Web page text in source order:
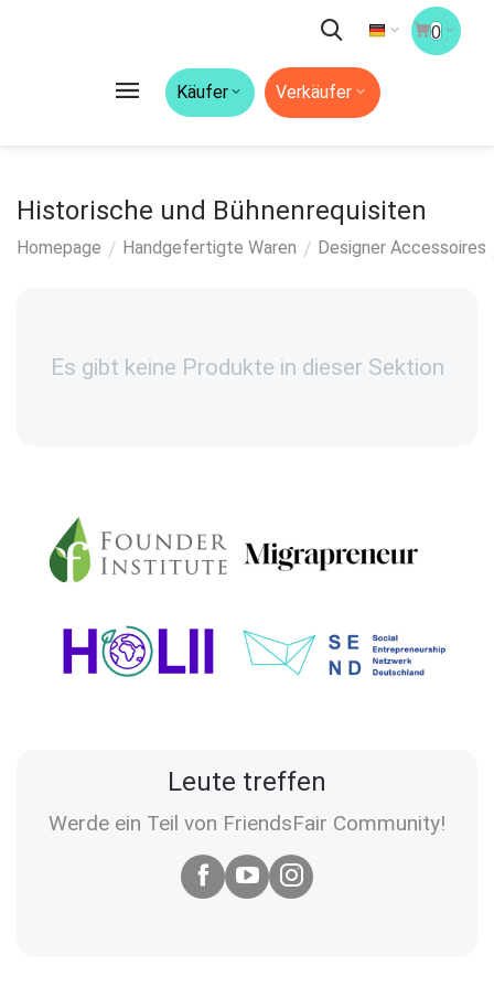
0
Käufer Verkäufer
Historische und Bühnenrequisiten
Homepage / Handgefertigte Waren / Designer Accessoires
Es gibt keine Produkte in dieser Sektion
Leute treffen
Werde ein Teil von FriendsFair Community!